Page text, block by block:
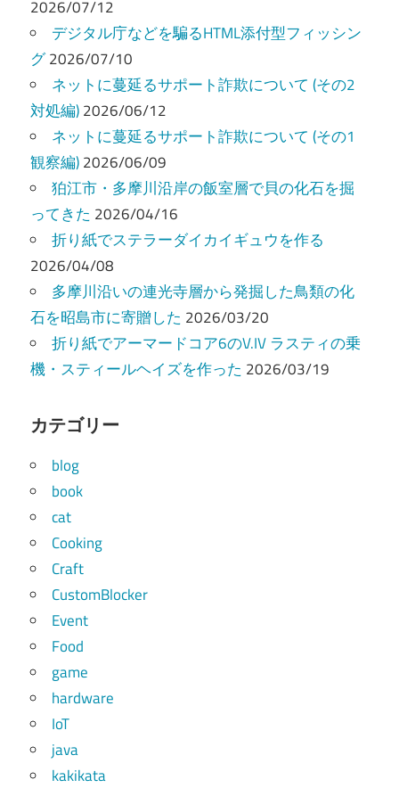
ー
シ
ョ
ン
2026/07/12
デジタル庁などを騙るHTML添付型フィッシン
グ2026/07/10
ネットに蔓延るサポート詐欺について (その2
対処編)2026/06/12
ネットに蔓延るサポート詐欺について (その1
観察編)2026/06/09
狛江市・多摩川沿岸の飯室層で貝の化石を掘
ってきた 2026/04/16
折り紙でステラーダイカイギュウを作る
2026/04/08
多摩川沿いの連光寺層から発掘した鳥類の化
石を昭島市に寄贈した 2026/03/20
折り紙でアーマードコア6のV.IV ラスティの乗
機・スティールヘイズを作った 2026/03/19
カテゴリー
blog
book
cat
Cooking
Craft
CustomBlocker
Event
Food
game
hardware
IoT
java
kakikata